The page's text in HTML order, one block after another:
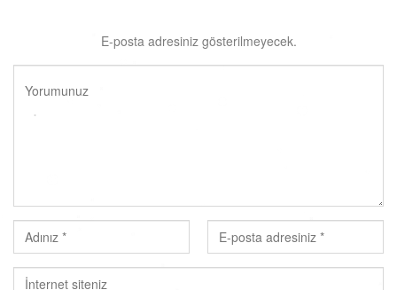
E-posta adresiniz gösterilmeyecek.